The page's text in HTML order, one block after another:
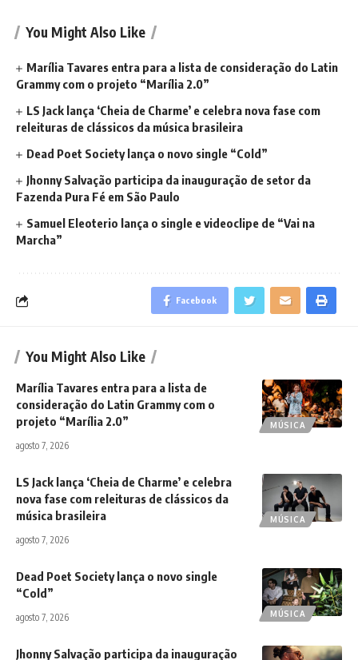
You Might Also Like
Marília Tavares entra para a lista de consideração do Latin
Grammy com o projeto “Marília 2.0”
LS Jack lança ‘Cheia de Charme’ e celebra nova fase com
releituras de clássicos da música brasileira
Dead Poet Society lança o novo single “Cold”
Jhonny Salvação participa da inauguração de setor da
Fazenda Pura Fé em São Paulo
Samuel Eleoterio lança o single e videoclipe de “Vai na
Marcha”
Facebook
You Might Also Like
MÚSICA
Marília Tavares entra para a lista de
consideração do Latin Grammy com o
projeto “Marília 2.0”
agosto 7, 2026
MÚSICA
LS Jack lança ‘Cheia de Charme’ e celebra
nova fase com releituras de clássicos da
música brasileira
agosto 7, 2026
MÚSICA
Dead Poet Society lança o novo single
“Cold”
agosto 7, 2026
Jhonny Salvação participa da inauguração